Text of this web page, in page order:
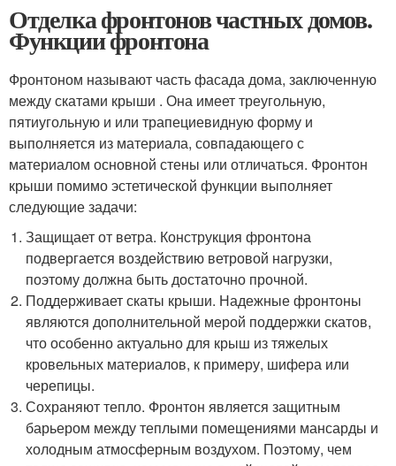
Отделка фронтонов частных домов.
Функции фронтона
Фронтоном называют часть фасада дома, заключенную
между скатами крыши . Она имеет треугольную,
пятиугольную и или трапециевидную форму и
выполняется из материала, совпадающего с
материалом основной стены или отличаться. Фронтон
крыши помимо эстетической функции выполняет
следующие задачи:
Защищает от ветра. Конструкция фронтона
подвергается воздействию ветровой нагрузки,
поэтому должна быть достаточно прочной.
Поддерживает скаты крыши. Надежные фронтоны
являются дополнительной мерой поддержки скатов,
что особенно актуально для крыш из тяжелых
кровельных материалов, к примеру, шифера или
черепицы.
Сохраняют тепло. Фронтон является защитным
барьером между теплыми помещениями мансарды и
холодным атмосферным воздухом. Поэтому, чем